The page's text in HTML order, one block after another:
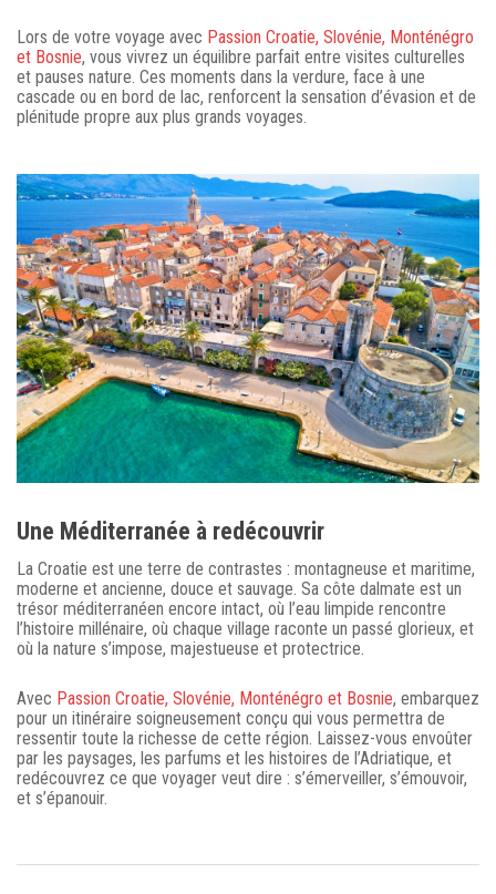
Lors de votre voyage avec Passion Croatie, Slovénie, Monténégro
et Bosnie, vous vivrez un équilibre parfait entre visites culturelles
et pauses nature. Ces moments dans la verdure, face à une
cascade ou en bord de lac, renforcent la sensation d’évasion et de
plénitude propre aux plus grands voyages.
Une Méditerranée à redécouvrir
La Croatie est une terre de contrastes : montagneuse et maritime,
moderne et ancienne, douce et sauvage. Sa côte dalmate est un
trésor méditerranéen encore intact, où l’eau limpide rencontre
l’histoire millénaire, où chaque village raconte un passé glorieux, et
où la nature s’impose, majestueuse et protectrice.
Avec Passion Croatie, Slovénie, Monténégro et Bosnie, embarquez
pour un itinéraire soigneusement conçu qui vous permettra de
ressentir toute la richesse de cette région. Laissez-vous envoûter
par les paysages, les parfums et les histoires de l’Adriatique, et
redécouvrez ce que voyager veut dire : s’émerveiller, s’émouvoir,
et s’épanouir.